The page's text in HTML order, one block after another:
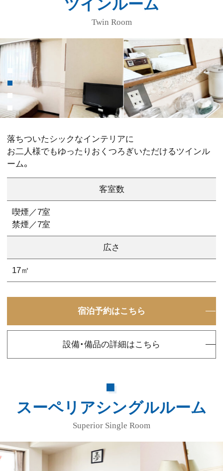
ツインルーム
Twin Room
落ちついたシックなインテリアに
お二人様でもゆったりおくつろぎいただけるツインル
ーム。
客室数
喫煙／7室
禁煙／7室
広さ
17㎡
宿泊予約はこちら
設備・備品の詳細はこちら
スーペリアシングルルーム
Superior Single Room